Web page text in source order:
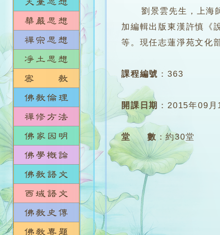
劉景雲先生，上海師
加編輯出版東漢許慎《
等。現任志蓮淨苑文化
課程編號 ：363
開課日期 ：2015年09月
堂 數 ：約30堂